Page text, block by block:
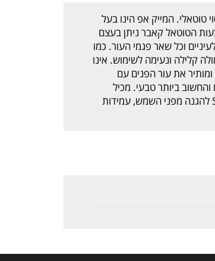
טוטאלי. המייק אפ הינו בעל
הטוטאל קאבר ניתן בעצם
וכל שאר פגמי העור. כמו
קלילה ונעימה לשימוש. אינו
את עור הפנים עם
ביותר טבעי. מכיל
ויטמים E לשמור על לחות עורך ומכיל מסנני הגנה SPF-15 להגנה מפני השמש, עמידות